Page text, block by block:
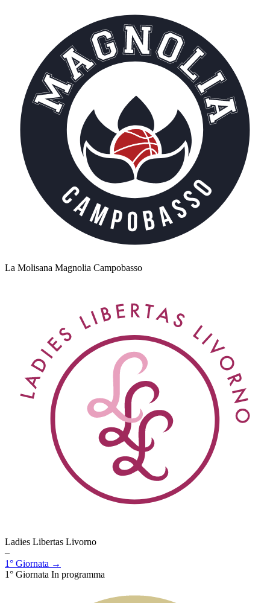
La Molisana Magnolia Campobasso
Ladies Libertas Livorno
–
1° Giornata →
1° Giornata In programma